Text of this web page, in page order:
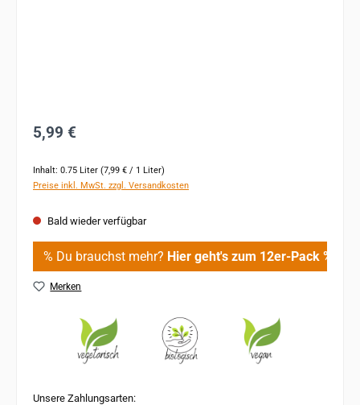
Regulärer Preis:
5,99 €
Inhalt: 0.75 Liter (7,99 € / 1 Liter)
Preise inkl. MwSt. zzgl. Versandkosten
Bald wieder verfügbar
% Du brauchst mehr? Hier geht's zum 12er-Pack %
Merken
Unsere Zahlungsarten: